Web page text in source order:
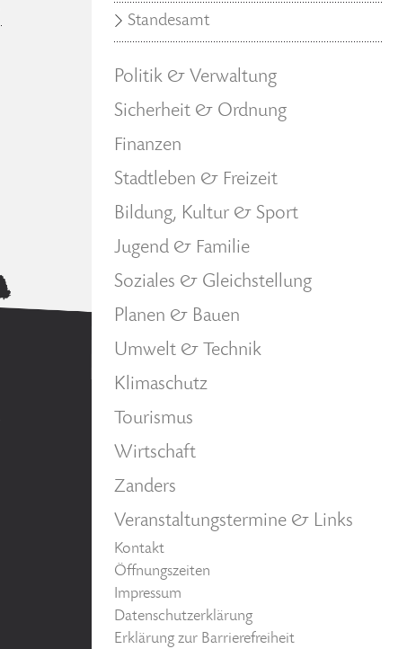
Standesamt
Politik & Verwaltung
Sicherheit & Ordnung
Finanzen
Stadtleben & Freizeit
Bildung, Kultur & Sport
Jugend & Familie
Soziales & Gleichstellung
Planen & Bauen
Umwelt & Technik
Klimaschutz
Tourismus
Wirtschaft
Zanders
Veranstaltungstermine & Links
Kontakt
Öffnungszeiten
Impressum
Datenschutzerklärung
Erklärung zur Barrierefreiheit